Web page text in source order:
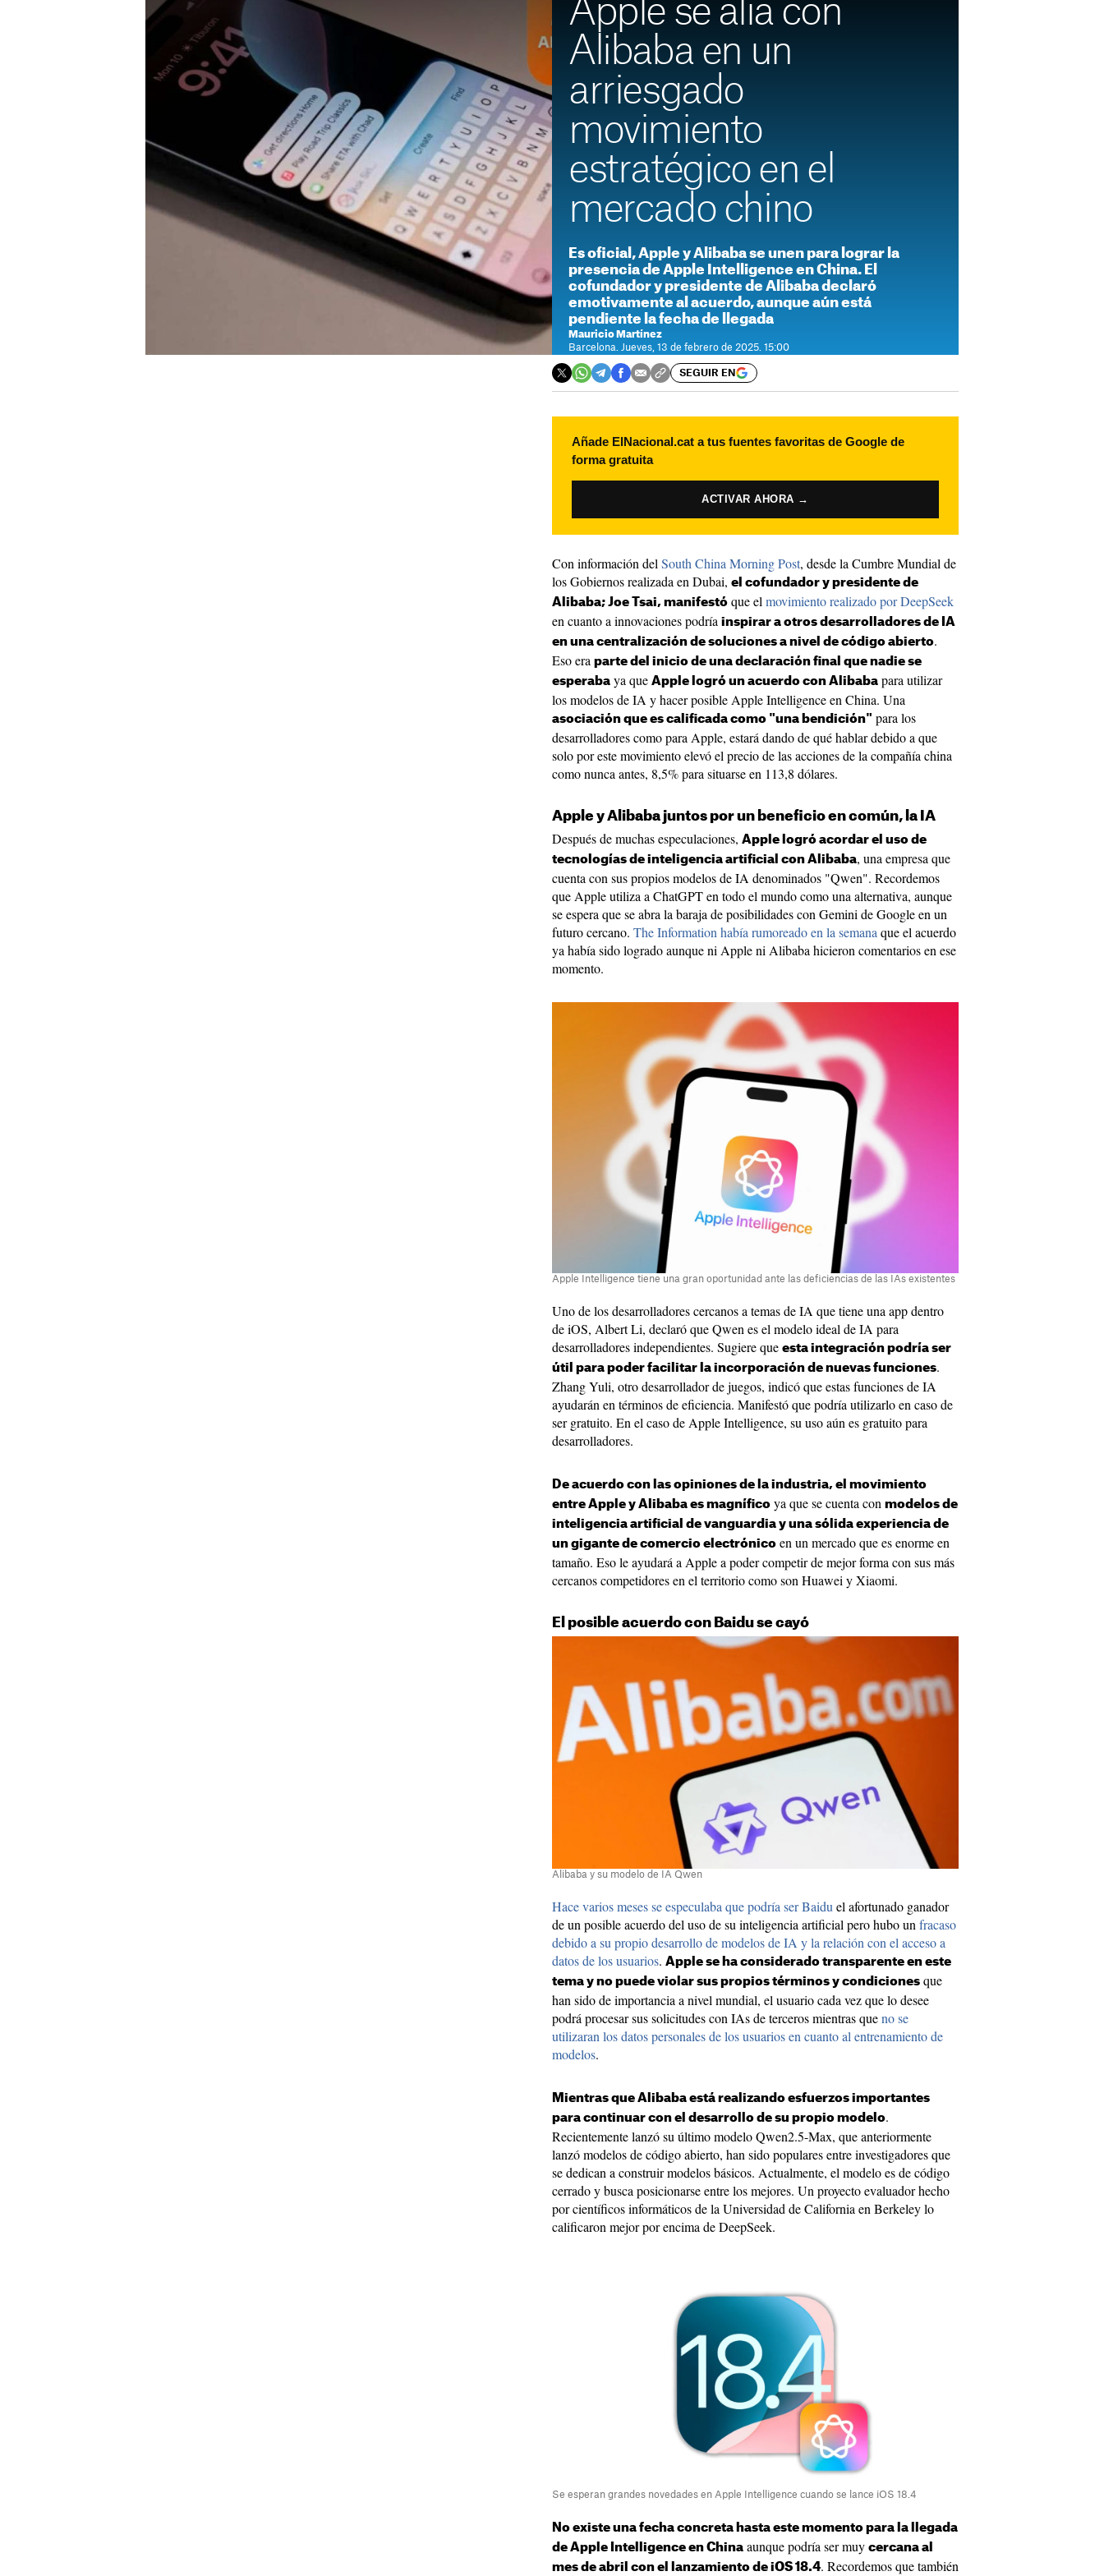
Apple se alía con
Alibaba en un
arriesgado
movimiento
estratégico en el
mercado chino
Es oficial, Apple y Alibaba se unen para lograr la
presencia de Apple Intelligence en China. El
cofundador y presidente de Alibaba declaró
emotivamente al acuerdo, aunque aún está
pendiente la fecha de llegada
Mauricio Martínez
Barcelona. Jueves, 13 de febrero de 2025. 15:00
SEGUIR EN
Añade ElNacional.cat a tus fuentes favoritas de Google de
forma gratuita
ACTIVAR AHORA →
Con información del South China Morning Post, desde la Cumbre Mundial de
los Gobiernos realizada en Dubai, el cofundador y presidente de
Alibaba; Joe Tsai, manifestó que el movimiento realizado por DeepSeek
en cuanto a innovaciones podría inspirar a otros desarrolladores de IA
en una centralización de soluciones a nivel de código abierto.
Eso era parte del inicio de una declaración final que nadie se
esperaba ya que Apple logró un acuerdo con Alibaba para utilizar
los modelos de IA y hacer posible Apple Intelligence en China. Una
asociación que es calificada como "una bendición" para los
desarrolladores como para Apple, estará dando de qué hablar debido a que
solo por este movimiento elevó el precio de las acciones de la compañía china
como nunca antes, 8,5% para situarse en 113,8 dólares.
Apple y Alibaba juntos por un beneficio en común, la IA
Después de muchas especulaciones, Apple logró acordar el uso de
tecnologías de inteligencia artificial con Alibaba, una empresa que
cuenta con sus propios modelos de IA denominados "Qwen". Recordemos
que Apple utiliza a ChatGPT en todo el mundo como una alternativa, aunque
se espera que se abra la baraja de posibilidades con Gemini de Google en un
futuro cercano. The Information había rumoreado en la semana que el acuerdo
ya había sido logrado aunque ni Apple ni Alibaba hicieron comentarios en ese
momento.
Apple Intelligence tiene una gran oportunidad ante las deficiencias de las IAs existentes
Uno de los desarrolladores cercanos a temas de IA que tiene una app dentro
de iOS, Albert Li, declaró que Qwen es el modelo ideal de IA para
desarrolladores independientes. Sugiere que esta integración podría ser
útil para poder facilitar la incorporación de nuevas funciones.
Zhang Yuli, otro desarrollador de juegos, indicó que estas funciones de IA
ayudarán en términos de eficiencia. Manifestó que podría utilizarlo en caso de
ser gratuito. En el caso de Apple Intelligence, su uso aún es gratuito para
desarrolladores.
De acuerdo con las opiniones de la industria, el movimiento
entre Apple y Alibaba es magnífico ya que se cuenta con modelos de
inteligencia artificial de vanguardia y una sólida experiencia de
un gigante de comercio electrónico en un mercado que es enorme en
tamaño. Eso le ayudará a Apple a poder competir de mejor forma con sus más
cercanos competidores en el territorio como son Huawei y Xiaomi.
El posible acuerdo con Baidu se cayó
Alibaba y su modelo de IA Qwen
Hace varios meses se especulaba que podría ser Baidu el afortunado ganador
de un posible acuerdo del uso de su inteligencia artificial pero hubo un fracaso
debido a su propio desarrollo de modelos de IA y la relación con el acceso a
datos de los usuarios. Apple se ha considerado transparente en este
tema y no puede violar sus propios términos y condiciones que
han sido de importancia a nivel mundial, el usuario cada vez que lo desee
podrá procesar sus solicitudes con IAs de terceros mientras queno se
utilizaran los datos personales de los usuarios en cuanto al entrenamiento de
modelos.
Mientras que Alibaba está realizando esfuerzos importantes
para continuar con el desarrollo de su propio modelo.
Recientemente lanzó su último modelo Qwen2.5-Max, que anteriormente
lanzó modelos de código abierto, han sido populares entre investigadores que
se dedican a construir modelos básicos. Actualmente, el modelo es de código
cerrado y busca posicionarse entre los mejores. Un proyecto evaluador hecho
por científicos informáticos de la Universidad de California en Berkeley lo
calificaron mejor por encima de DeepSeek.
Se esperan grandes novedades en Apple Intelligence cuando se lance iOS 18.4
No existe una fecha concreta hasta este momento para la llegada
de Apple Intelligence en China aunque podría ser muy cercana al
mes de abril con el lanzamiento de iOS 18.4. Recordemos que también